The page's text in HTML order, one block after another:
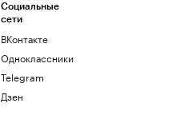
Социальные
сети
ВКонтакте
Одноклассники
Telegram
Дзен